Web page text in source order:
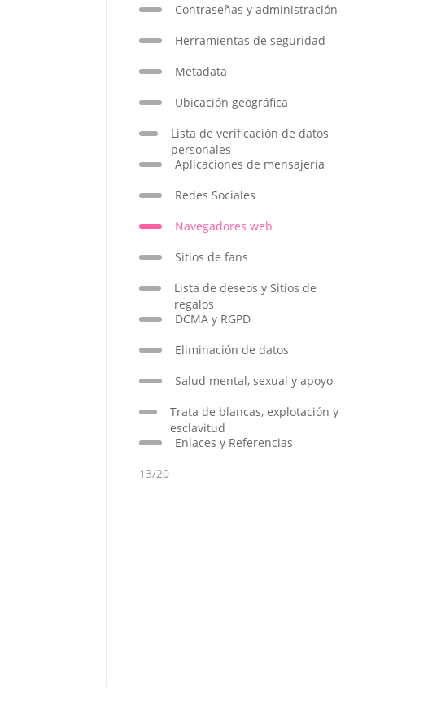
Contraseñas y administración
Herramientas de seguridad
Metadata
Ubicación geográfica
Lista de verificación de datos
personales
Aplicaciones de mensajería
Redes Sociales
Navegadores web
Sitios de fans
Lista de deseos y Sitios de
regalos
DCMA y RGPD
Eliminación de datos
Salud mental, sexual y apoyo
Trata de blancas, explotación y
esclavitud
Enlaces y Referencias
13/20